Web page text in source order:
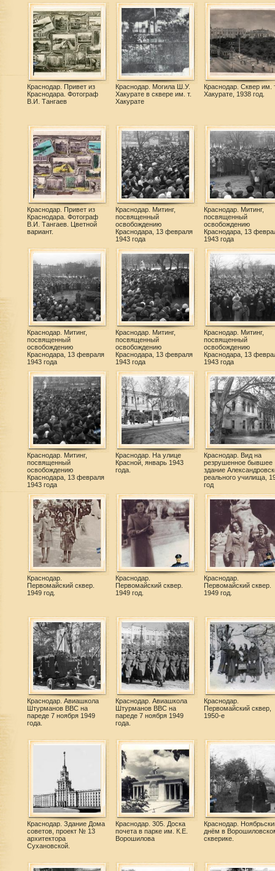
Краснодар. Привет из
Краснодара. Фотограф
В.И. Тангаев
Краснодар. Могила Ш.У.
Хакурате в сквере им. т.
Хакурате
Краснодар. Сквер им.
Хакурате, 1938 год.
Краснодар. Привет из
Краснодара. Фотограф
В.И. Тангаев. Цветной
вариант.
Краснодар. Митинг,
посвященный
освобождению
Краснодара, 13 февраля
1943 года
Краснодар. Митинг,
посвященный
освобождению
Краснодара, 13
1943 года
Краснодар. Митинг,
посвященный
освобождению
Краснодара, 13 февраля
1943 года
Краснодар. Митинг,
посвященный
освобождению
Краснодара, 13 февраля
1943 года
Краснодар. Митинг,
посвященный
освобождению
Краснодара, 13
1943 года
Краснодар. Митинг,
посвященный
освобождению
Краснодара, 13 февраля
1943 года
Краснодар. На улице
Красной, январь 1943
года.
Краснодар. Вид на
резрушенное бывшее
здание
реального училища,
год
Краснодар.
Первомайский сквер.
1949 год.
Краснодар.
Первомайский сквер.
1949 год.
Краснодар.
Первомайский сквер.
1949 год.
Краснодар. Авиашкола
Штурманов ВВС на
пареде 7 ноября 1949
года.
Краснодар. Авиашкола
Штурманов ВВС на
пареде 7 ноября 1949
года.
Краснодар.
Первомайский сквер,
1950-е
Краснодар. Здание Дома
советов, проект № 13
архитектора
Сухановской.
Краснодар. 305. Доска
почета в парке им. К.Е.
Ворошилова
Краснодар.
днём в
скверике.